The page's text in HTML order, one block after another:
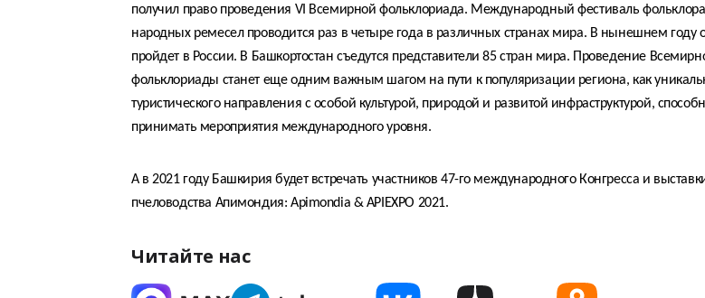
получил право проведения VI Всемирной фольклориада. Международный фестиваль
народных ремесел проводится раз в четыре года в различных странах мира. В нынешнем году
пройдет в России. В Башкортостан съедутся представители 85 стран мира. Проведение
фольклориады станет еще одним важным шагом на пути к популяризации региона, как
туристического направления с особой культурой, природой и развитой инфраструктурой,
принимать мероприятия международного уровня.
А в 2021 году Башкирия будет встречать участников 47-го международного Конгресса и
пчеловодства Апимондия: Apimondia & APIEXPO 2021.
Читайте нас